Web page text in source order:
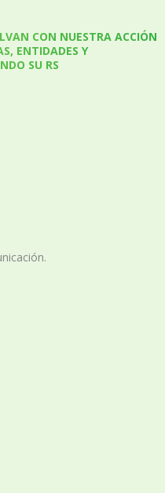
CON NUESTRA ACCIÓN
ENTIDADES Y
SU RS